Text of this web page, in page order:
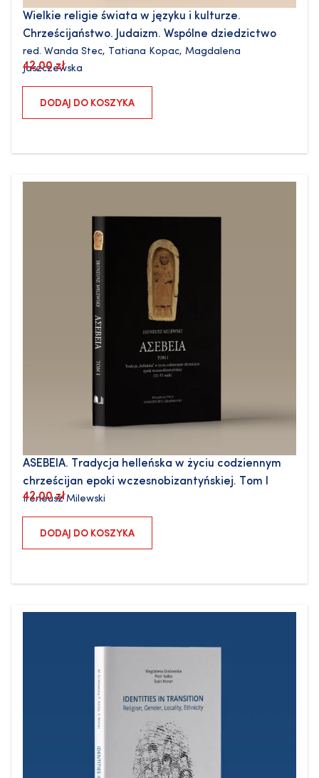
Wielkie religie świata w języku i kulturze.
Chrześcijaństwo. Judaizm. Wspólne dziedzictwo
red. Wanda Stec, Tatiana Kopac, Magdalena
Jaszczewska
42,00zł
DODAJ DO KOSZYKA
ASEBEIA. Tradycja helleńska w życiu codziennym
chrześcijan epoki wczesnobizantyńskiej. Tom I
Ireneusz Milewski
42,00zł
DODAJ DO KOSZYKA